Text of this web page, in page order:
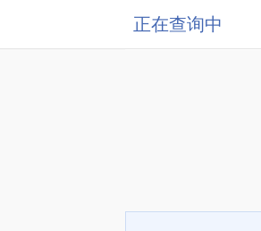
正在查询中